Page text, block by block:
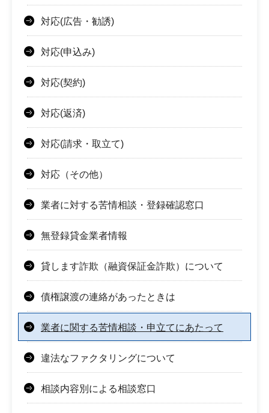
対応(広告・勧誘)
対応(申込み)
対応(契約)
対応(返済)
対応(請求・取立て)
対応（その他）
業者に対する苦情相談・登録確認窓口
無登録貸金業者情報
貸します詐欺（融資保証金詐欺）について
債権譲渡の連絡があったときは
業者に関する苦情相談・申立てにあたって
違法なファクタリングについて
相談内容別による相談窓口